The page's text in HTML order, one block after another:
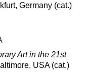
Germany (cat.)
Art in the 21st
USA (cat.)